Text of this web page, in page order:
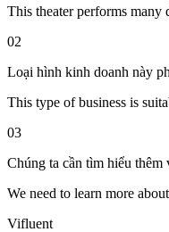
This theater performs many
02
Loại hình kinh doanh này
This type of business is
03
Chúng ta cần tìm hiểu
We need to learn more
Vifluent